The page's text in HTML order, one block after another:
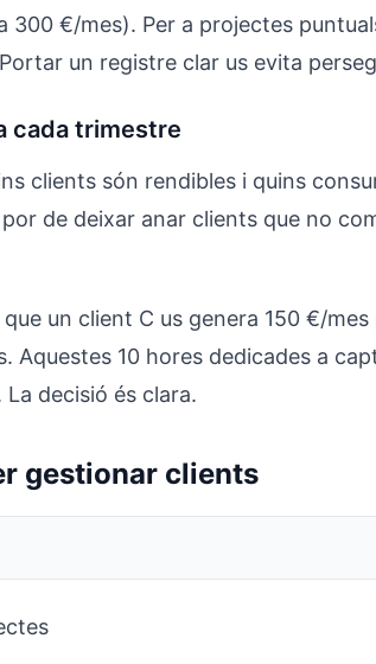
300 €/mes). Per a projectes
un registre clar us evita
cada trimestre
clients són rendibles i quins
de deixar anar clients que no
un client C us genera 150 €/
Aquestes 10 hores dedicades a
decisió és clara.
gestionar clients